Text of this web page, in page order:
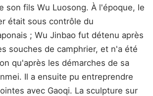
son fils Wu Luosong. À l'époque, le
était sous contrôle du
; Wu Jinbao fut détenu après
souches de camphrier, et n'a été
qu'après les démarches de sa
Il a ensuite pu entreprendre
avec Gaoqi. La sculpture sur